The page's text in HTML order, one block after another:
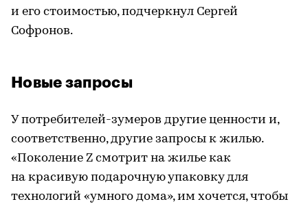
и его стоимостью, подчеркнул Сергей
Софронов.
Новые запросы
У потребителей-зумеров другие ценности и,
соответственно, другие запросы к жилью.
«Поколение Z смотрит на жилье как
на красивую подарочную упаковку для
технологий «умного дома», им хочется, чтобы